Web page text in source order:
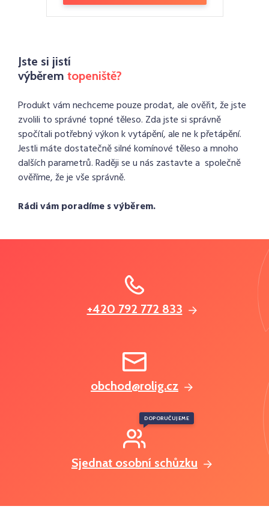
Jste si jistí
výběrem topeniště?
Produkt vám nechceme pouze prodat, ale ověřit, že jste
zvolili to správné topné těleso. Zda jste si správně
spočítali potřebný výkon k vytápění, ale ne k přetápění.
Jestli máte dostatečně silné komínové těleso a mnoho
dalších parametrů. Raději se u nás zastavte a společně
ověříme, že je vše správně.
Rádi vám poradíme s výběrem.
+420 792 772 833
obchod@rolig.cz
Sjednat osobní schůzku
DOPORUČUJEME